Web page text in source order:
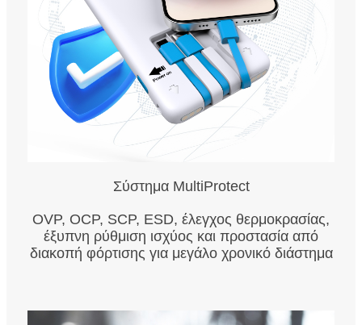
Σύστημα MultiProtect
OVP, OCP, SCP, ESD, έλεγχος θερμοκρασίας,
έξυπνη ρύθμιση ισχύος και προστασία από
διακοπή φόρτισης για μεγάλο χρονικό διάστημα